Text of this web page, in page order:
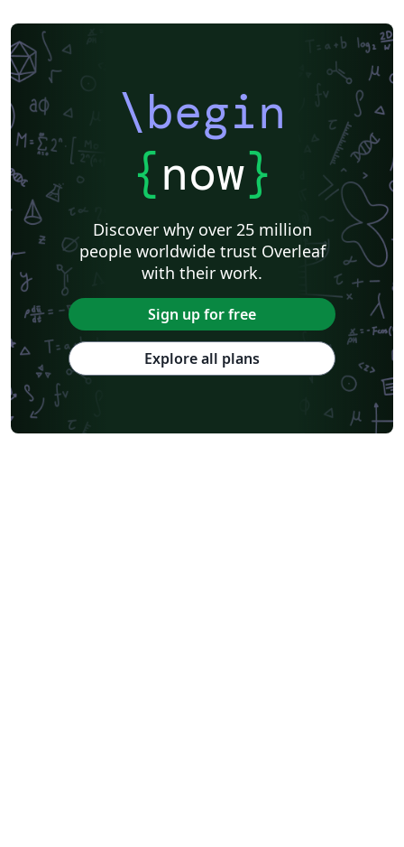
\begin
{now}
Discover why over 25 million
people worldwide trust Overleaf
with their work.
Sign up for free
Explore all plans